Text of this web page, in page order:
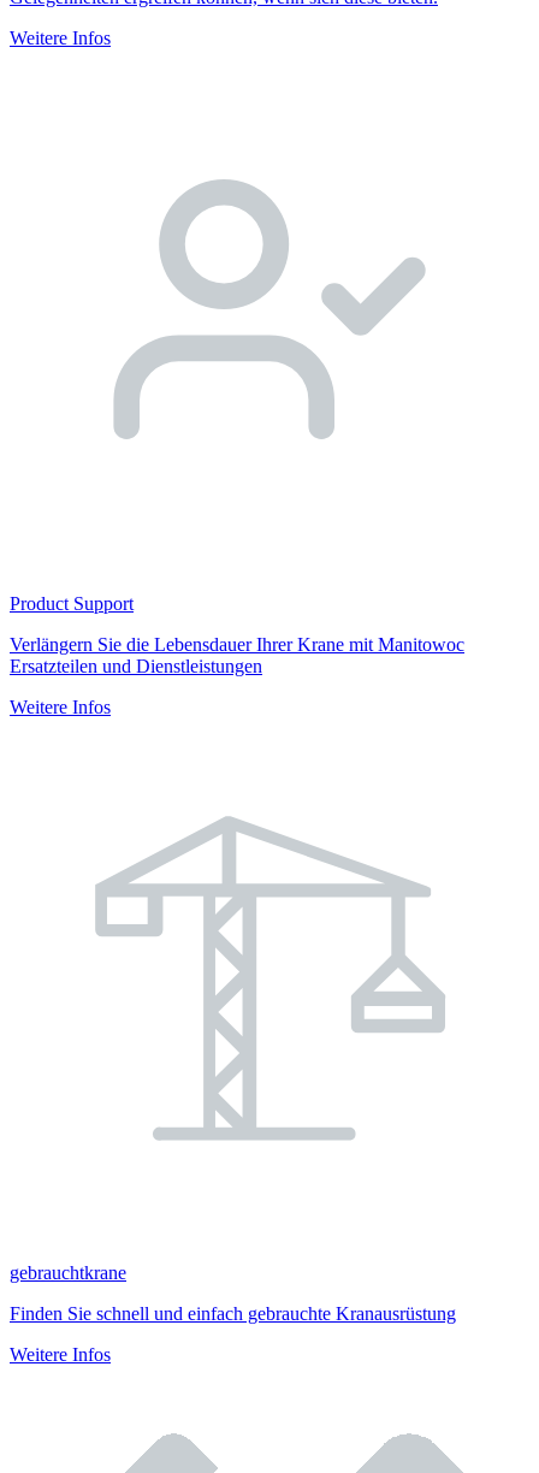
Weitere Infos
Product Support
Verlängern Sie die Lebensdauer Ihrer Krane mit Manitowoc
Ersatzteilen und Dienstleistungen
Weitere Infos
gebrauchtkrane
Finden Sie schnell und einfach gebrauchte Kranausrüstung
Weitere Infos